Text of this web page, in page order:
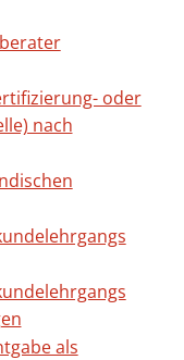
oder
nach
als